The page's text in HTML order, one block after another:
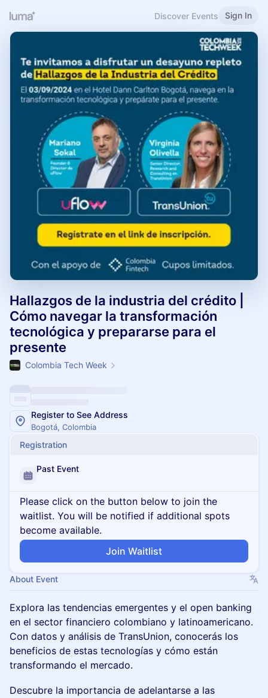
Discover Events Sign In
Hallazgos de la industria del crédito |
Cómo navegar la transformación
tecnológica y prepararse para el
presente
Colombia Tech Week
Register to See Address
Bogotá, Colombia
Registration
Past Event
Please click on the button below to join the
waitlist. You will be notified if additional spots
become available.
Join Waitlist
About Event
Explora las tendencias emergentes y el open banking
en el sector financiero colombiano y latinoamericano.
Con datos y análisis de TransUnion, conocerás los
beneficios de estas tecnologías y cómo están
transformando el mercado.
Descubre la importancia de adelantarse a las